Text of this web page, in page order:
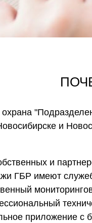
и
и
ГБР имеют
приложение с